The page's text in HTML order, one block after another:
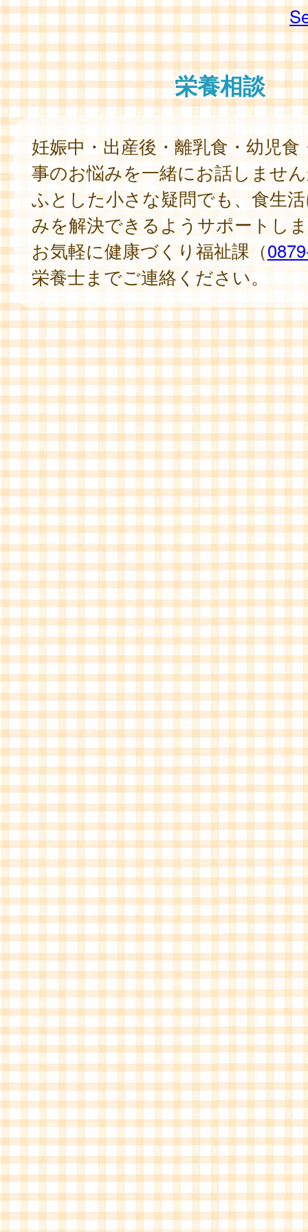
栄養相談
妊娠中・出産後・離乳食・幼児食
事のお悩みを一緒にお話しませ
ふとした小さな疑問でも、食生
みを解決できるようサポートし
お気軽に健康づくり福祉課（
栄養士までご連絡ください。